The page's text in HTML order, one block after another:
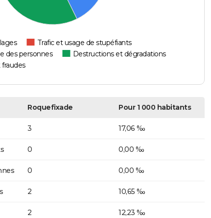
Trafic et usage de stupéfiants
des personnes
Destructions et dégradations
fraudes
Roquefixade Pour 1 000 habitants
3 17,06 ‰
0 0,00 ‰
0 0,00 ‰
2 10,65 ‰
2 12,23 ‰